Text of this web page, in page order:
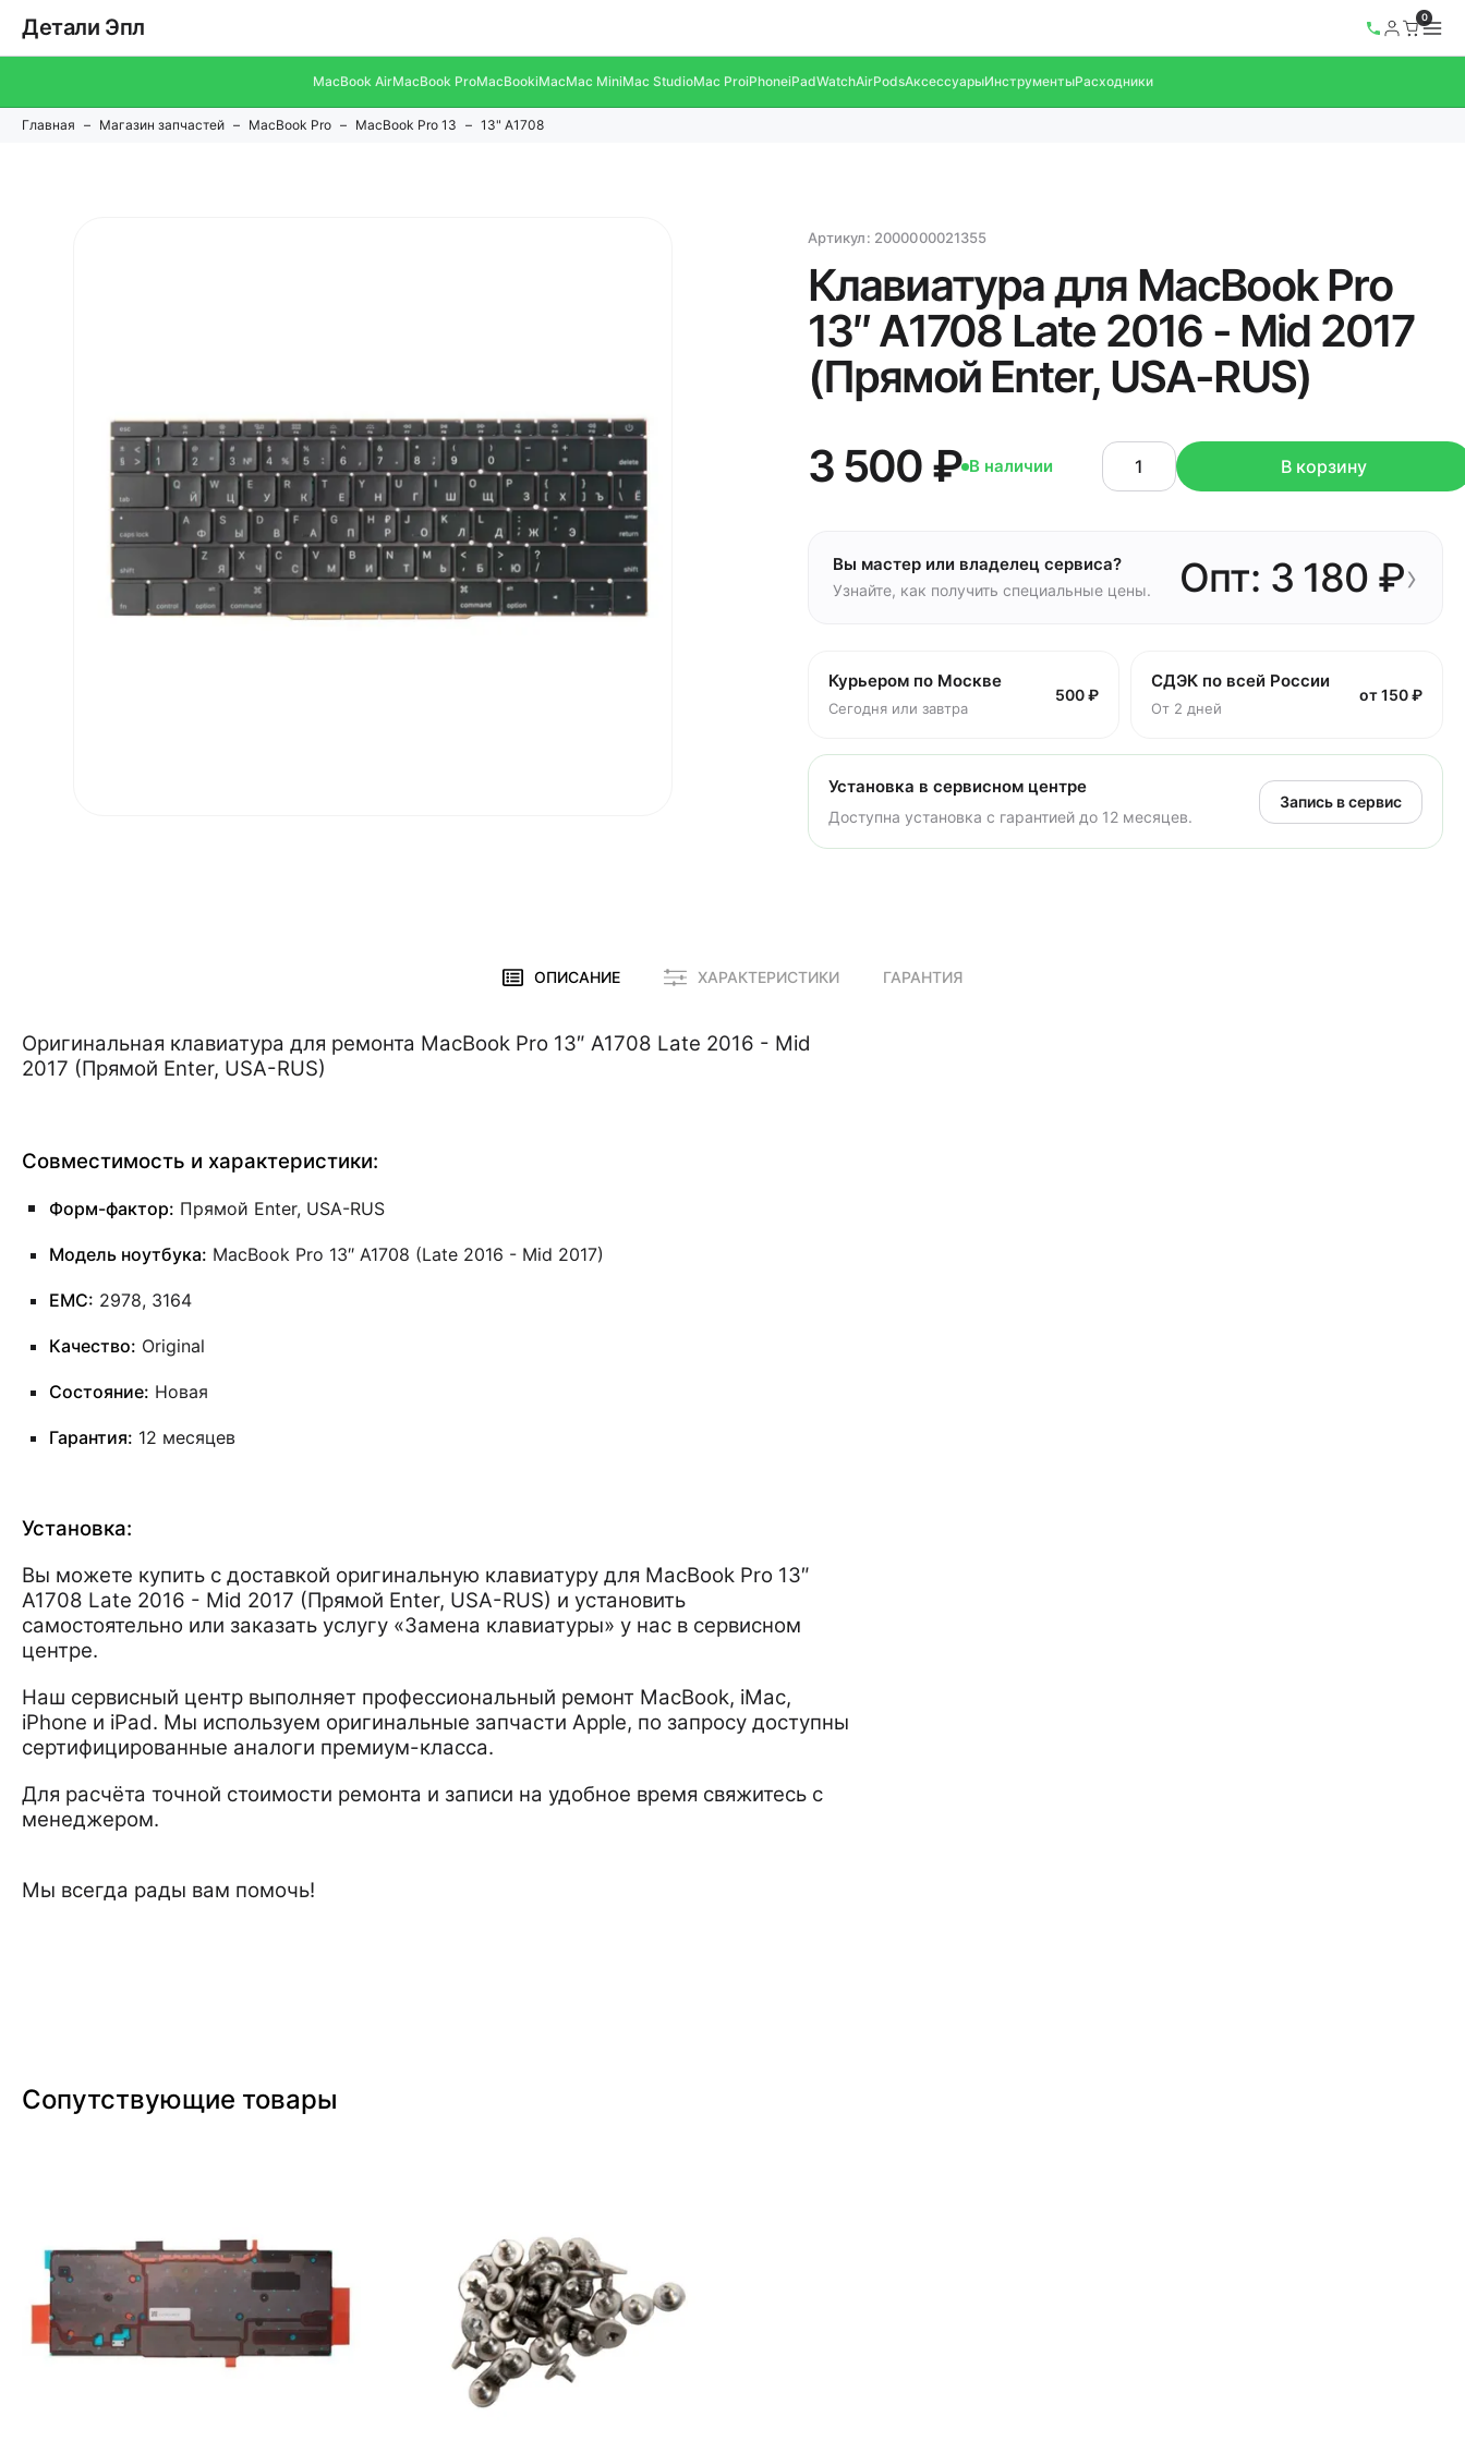
Детали Эпл 0
MacBook AirMacBook ProMacBookiMacMac MiniMac StudioMac ProiPhoneiPadWatchAirPodsАксессуарыИнструментыРасходники
Главная Магазин запчастей MacBook Pro MacBook Pro 13 13" A1708
Артикул: 2000000021355
Клавиатура для MacBook Pro
13″ A1708 Late 2016 - Mid 2017
(Прямой Enter, USA-RUS)
3 500 ₽ В наличии В корзину
Вы мастер или владелец сервиса?
Узнайте, как получить специальные цены. Опт: 3 180 ₽›
Курьером по Москве
Сегодня или завтра
500 ₽
СДЭК по всей России
От 2 дней
от 150 ₽
Установка в сервисном центре
Доступна установка с гарантией до 12 месяцев.
Запись в сервис
ОПИСАНИЕ ХАРАКТЕРИСТИКИ ГАРАНТИЯ
Оригинальная клавиатура для ремонта MacBook Pro 13″ A1708 Late 2016 - Mid
2017 (Прямой Enter, USA-RUS)
Совместимость и характеристики:
Форм-фактор: Прямой Enter, USA-RUS
Модель ноутбука: MacBook Pro 13″ A1708 (Late 2016 - Mid 2017)
EMC: 2978, 3164
Качество: Original
Состояние: Новая
Гарантия: 12 месяцев
Установка:
Вы можете купить с доставкой оригинальную клавиатуру для MacBook Pro 13″
A1708 Late 2016 - Mid 2017 (Прямой Enter, USA-RUS) и установить
самостоятельно или заказать услугу «Замена клавиатуры» у нас в сервисном
центре.
Наш сервисный центр выполняет профессиональный ремонт MacBook, iMac,
iPhone и iPad. Мы используем оригинальные запчасти Apple, по запросу доступны
сертифицированные аналоги премиум-класса.
Для расчёта точной стоимости ремонта и записи на удобное время свяжитесь с
менеджером.
Мы всегда рады вам помочь!
Сопутствующие товары